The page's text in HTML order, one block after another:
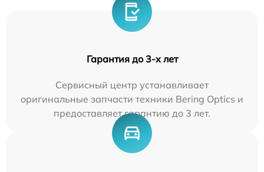
Гарантия до 3-х лет
Сервисный центр устанавливает
оригинальные запчасти техники Bering Optics и
предоставляет гарантию до 3 лет.